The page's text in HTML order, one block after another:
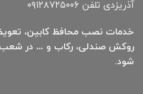
آذریزدی تلفن ۰۹۱۲۸۷۲۵۰۰۶
خدمات نصب محافظ کابین،
روکش صندلی، رکاب و … در
شود.